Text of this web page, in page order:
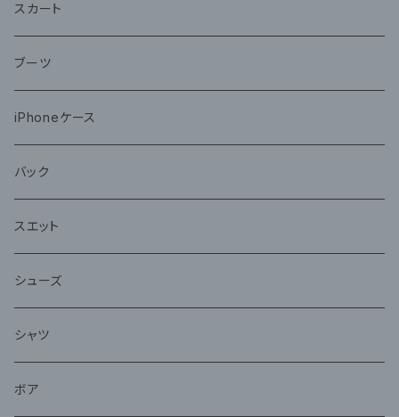
スカート
ブーツ
iPhoneケース
バック
スエット
シューズ
シャツ
ボア